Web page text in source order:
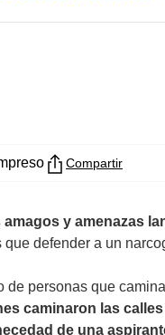
Compartir
y amenazas
que defender a un
personas que
caminaron las
de una